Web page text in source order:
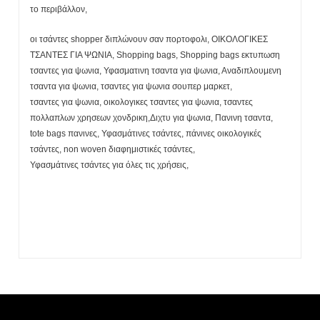
το περιβάλλον,
οι τσάντες shopper διπλώνουν σαν πορτοφολι, ΟΙΚΟΛΟΓΙΚΕΣ
ΤΣΑΝΤΕΣ ΓΙΑ ΨΩΝΙΑ, Shopping bags, Shopping bags εκτυπωση
τσαντες για ψωνια, Υφασματινη τσαντα για ψωνια, Αναδιπλουμενη
τσαντα για ψωνια, τσαντες για ψωνια σουπερ μαρκετ,
τσαντες για ψωνια, οικολογικες τσαντες για ψωνια, τσαντες
πολλαπλων χρησεων χονδρικη,Διχτυ για ψωνια, Πανινη τσαντα,
tote bags πανινες, Υφασμάτινες τσάντες, πάνινες οικολογικές
τσάντες, non woven διαφημιστικές τσάντες,
Υφασμάτινες τσάντες για όλες τις χρήσεις,